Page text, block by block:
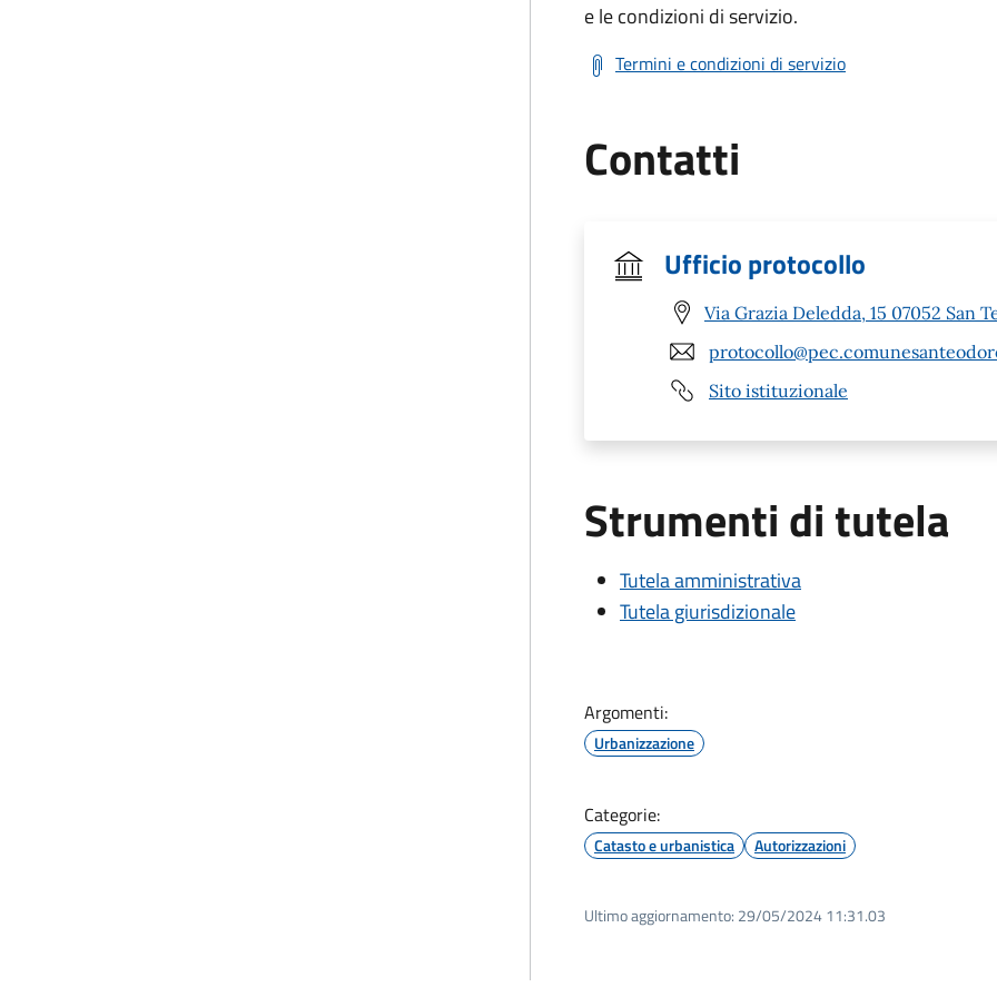
e le condizioni di servizio.
Termini e condizioni di servizio
Contatti
Ufficio protocollo
Via Grazia Deledda, 15 07052 San
Sito istituzionale
Strumenti di tutela
Tutela amministrativa
Tutela giurisdizionale
Argomenti:
Urbanizzazione
Categorie:
Catasto e urbanistica Autorizzazioni
Ultimo aggiornamento: 29/05/2024 11:31.03